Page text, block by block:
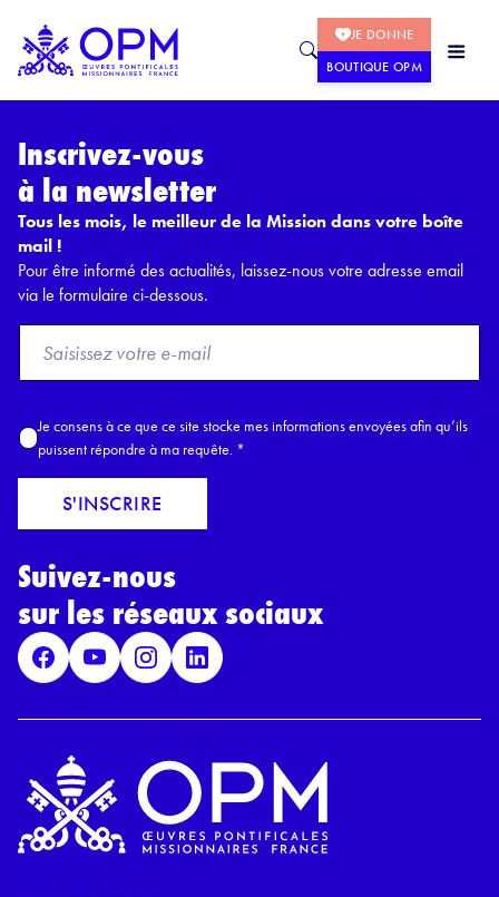
JE DONNE
BOUTIQUE OPM
Inscrivez-vous
à la newsletter
Tous les mois, le meilleur de la Mission dans votre boîte
mail !
Pour être informé des actualités, laissez-nous votre adresse email
via le formulaire ci-dessous.
o
E
a
l
A
c
c
r
R
P
D
*
Je consens à ce que ce site stocke mes informations envoyées afin qu’ils
puissent répondre à ma requête. *
S'INSCRIRE
Suivez-nous
sur les réseaux sociaux